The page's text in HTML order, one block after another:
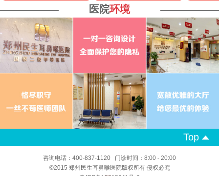
医院环境
Top
咨询电话：400-837-1120 门诊时间：8:00 - 20:00
©2015 郑州民生耳鼻喉医院版权所有 侵权必究